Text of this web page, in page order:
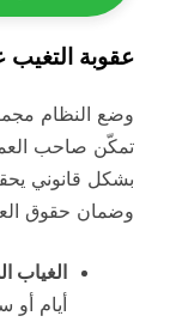
عقوبة
وضع النظام
تمكّن صاحب
بشكل قانوني
وضمان حقوق
الغياب
أيام أو